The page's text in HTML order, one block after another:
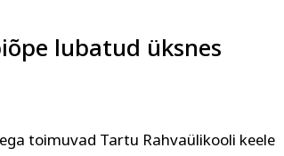
lubatud üksnes
toimuvad Tartu Rahvaülikooli keele